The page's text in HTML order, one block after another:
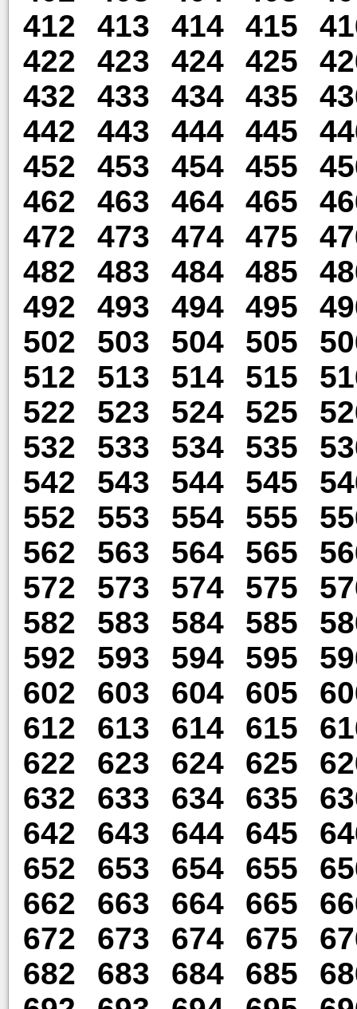
412
413 414 415
422
423 424 425
432
433 434 435
442
443 444 445
452
453 454 455
462
463 464 465
472
473 474 475
482
483 484 485
492
493 494 495
502
503 504 505
512
513 514 515
522
523 524 525
532
533 534 535
542
543 544 545
552
553 554 555
562
563 564 565
572
573 574 575
582
583 584 585
592
593 594 595
602
603 604 605
612
613 614 615
622
623 624 625
632
633 634 635
642
643 644 645
652
653 654 655
662
663 664 665
672
673 674 675
682
683 684 685